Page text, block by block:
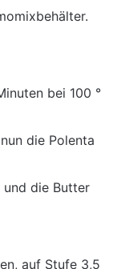
bei 100 °
die Polenta
und die Butter
auf Stufe 3,5